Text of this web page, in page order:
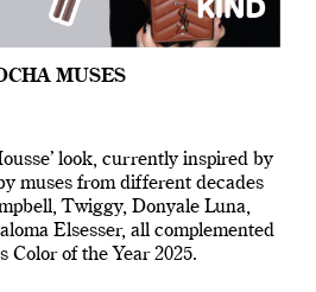
MUSES
look, currently inspired by
muses from different decades
Twiggy, Donyale Luna,
Elsesser, all complemented
Color of the Year 2025.